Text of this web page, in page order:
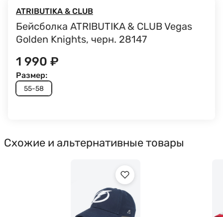
ATRIBUTIKA & CLUB
Бейсболка ATRIBUTIKA & CLUB Vegas
Golden Knights, черн. 28147
1 990 ₽
55-58
Размер:
Схожие и альтернативные товары